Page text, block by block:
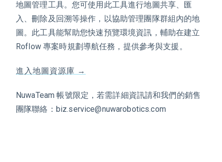
地圖管理工具。您可使用此工具進行地圖共享、匯
入、刪除及回溯等操作，以協助管理團隊群組內的地
圖。此工具能幫助您快速預覽環境資訊，輔助在建立
Roflow 專案時規劃導航任務，提供參考與支援。
進入地圖資源庫 →
NuwaTeam 帳號限定，若需詳細資訊請和我們的銷售
團隊聯絡：biz.service@nuwarobotics.com